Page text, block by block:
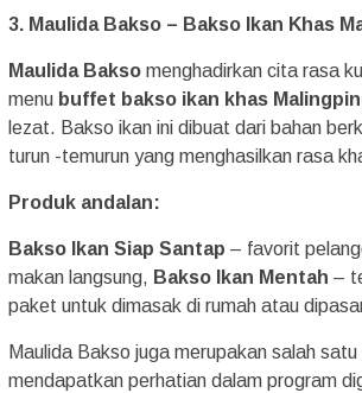
3. Maulida Bakso – Bakso Ikan Khas
Maulida Bakso menghadirkan cita rasa
menu buffet bakso ikan khas
lezat. Bakso ikan ini dibuat dari bahan
turun -temurun yang menghasilkan rasa
Produk andalan:
Bakso Ikan Siap Santap – favorit
makan langsung, Bakso Ikan Mentah –
paket untuk dimasak di rumah atau
Maulida Bakso juga merupakan salah
mendapatkan perhatian dalam program